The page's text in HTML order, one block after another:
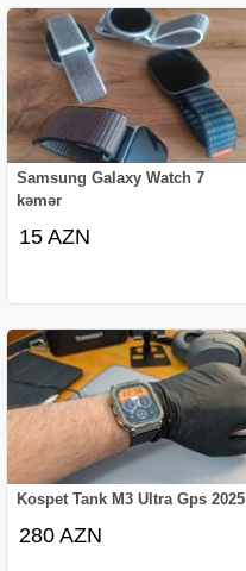
Samsung Galaxy Watch 7
kəmər
15 AZN
Kospet Tank M3 Ultra Gps 2025
280 AZN